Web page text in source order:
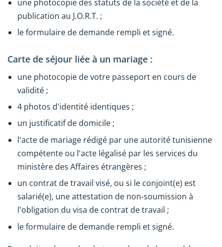
une photocopie des statuts de la société et de la
publication au J.O.R.T. ;
le formulaire de demande rempli et signé.
Carte de séjour liée à un mariage :
une photocopie de votre passeport en cours de
validité ;
4 photos d'identité identiques ;
un justificatif de domicile ;
l'acte de mariage rédigé par une autorité tunisienne
compétente ou l'acte légalisé par les services du
ministère des Affaires étrangères ;
un contrat de travail visé, ou si le conjoint(e) est
salarié(e), une attestation de non-soumission à
l'obligation du visa de contrat de travail ;
le formulaire de demande rempli et signé.